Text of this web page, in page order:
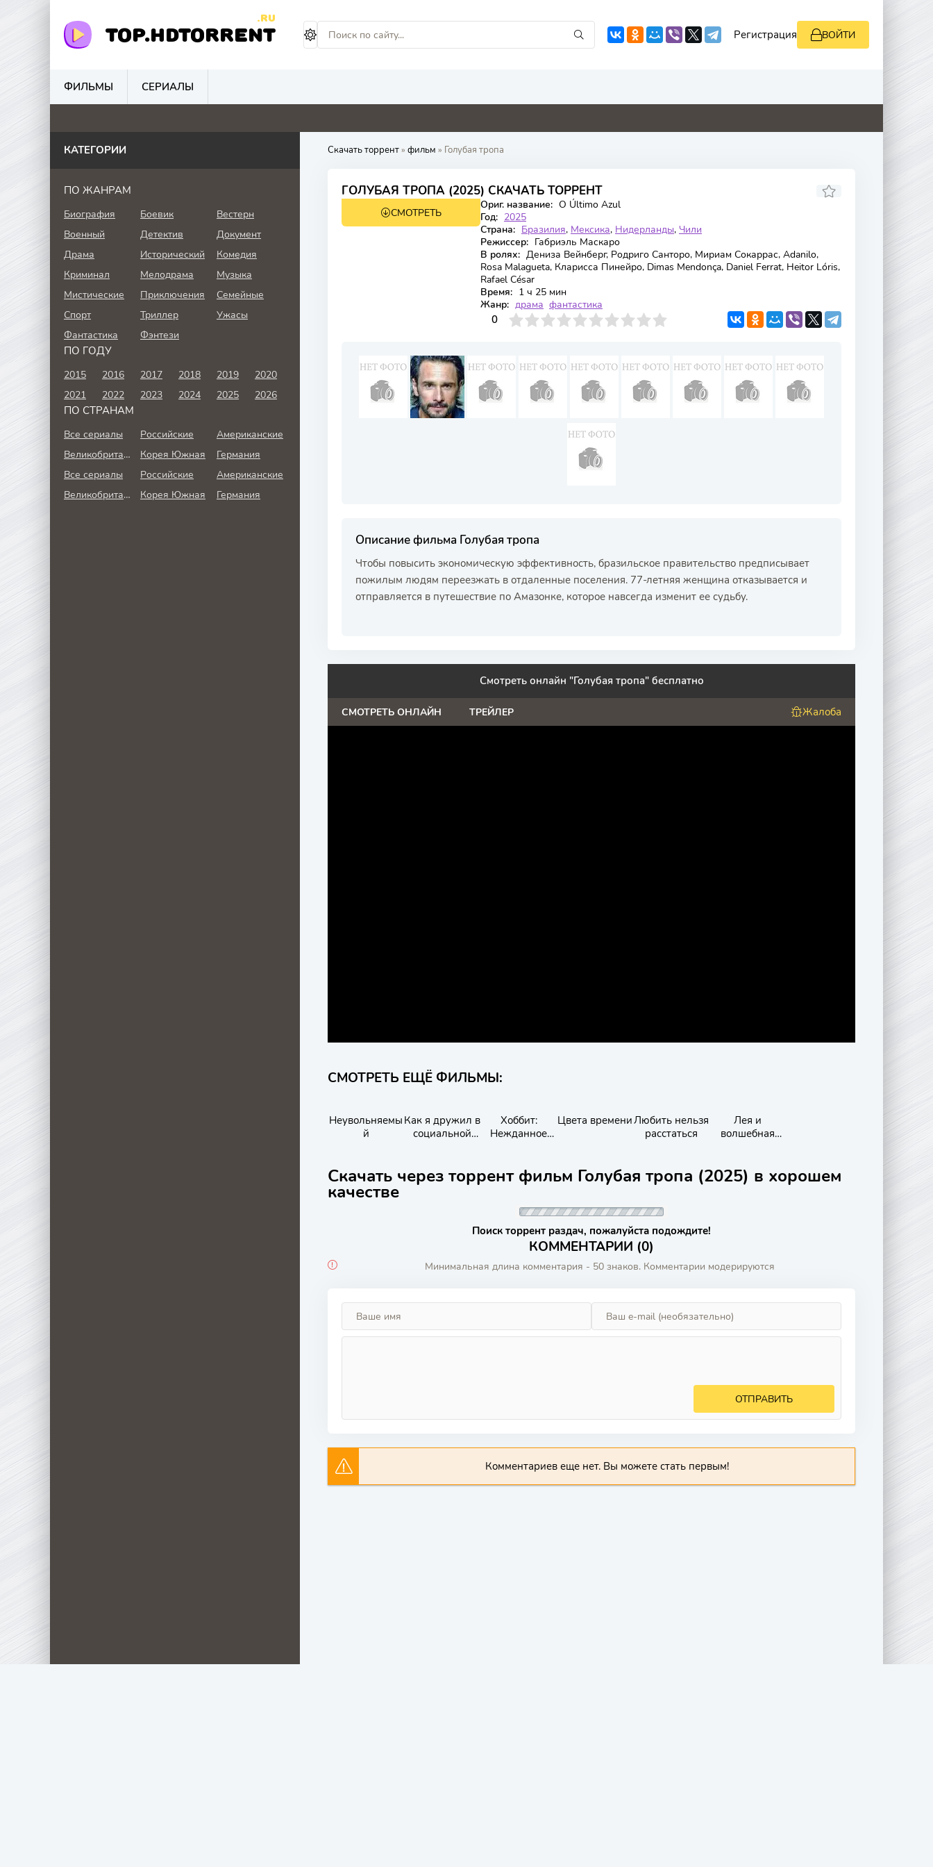
TOP.HDTORRENT
.RU
Регистрация ВОЙТИ
ФИЛЬМЫ СЕРИАЛЫ
0 0 0 4.8 0 9 0 0 0 0 0
Скачать торрент» фильм » Голубая тропа
ГОЛУБАЯ ТРОПА (2025) СКАЧАТЬ ТОРРЕНТ
7.2
СМОТРЕТЬ
Ориг. название: O Último Azul
Год: 2025
Страна: Бразилия, Мексика, Нидерланды, Чили
Режиссер: Габриэль Маскаро
В ролях: Дениза Вейнберг, Родриго Санторо, Мириам Сокаррас, Adanilo,
Rosa Malagueta, Кларисса Пинейро, Dimas Mendonça, Daniel Ferrat, Heitor Lóris,
Rafael César
Время: 1 ч 25 мин
Жанр: драма фантастика
0
4 6 7 8 9 10
Описание фильма Голубая тропа
Чтобы повысить экономическую эффективность, бразильское правительство предписывает
пожилым людям переезжать в отдаленные поселения. 77-летняя женщина отказывается и
отправляется в путешествие по Амазонке, которое навсегда изменит ее судьбу.
Смотреть онлайн "Голубая тропа" бесплатно
СМОТРЕТЬ ОНЛАЙН ТРЕЙЛЕР Жалоба
СМОТРЕТЬ ЕЩЁ ФИЛЬМЫ:
Неувольняемы
й
Как я дружил в
социальной
Хоббит:
Нежданное
Цвета времениЛюбить нельзя
расстаться
Лея и
волшебная
Скачать через торрент фильм Голубая тропа (2025) в хорошем
качестве
Поиск торрент раздач, пожалуйста подождите!
КОММЕНТАРИИ (0)
Минимальная длина комментария - 50 знаков. Комментарии модерируются
ОТПРАВИТЬ
Комментариев еще нет. Вы можете стать первым!
КАТЕГОРИИ
ПО ЖАНРАМ
Биография Боевик
Вестерн
Военный
Детектив
Документ
Драма
Исторический
Комедия
Криминал
Мелодрама
Музыка
Мистические
Приключения
Семейные
Спорт
Триллер
Ужасы
Фантастика
Фэнтези
ПО ГОДУ
2015 2016 2017 2018 2019
2020
2021
2022 2023 2024 2025 2026
ПО СТРАНАМ
Все сериалы Российские
Американские
Великобритания
Корея Южная
Германия
Все сериалы
Российские
Американские
Великобритания
Корея Южная Германия